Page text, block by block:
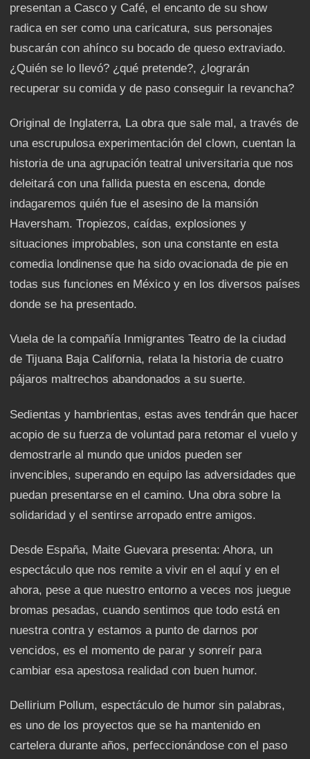
presentan a Casco y Café, el encanto de su show
radica en ser como una caricatura, sus personajes
buscarán con ahínco su bocado de queso extraviado.
¿Quién se lo llevó? ¿qué pretende?, ¿lograrán
recuperar su comida y de paso conseguir la revancha?
Original de Inglaterra, La obra que sale mal, a través de
una escrupulosa experimentación del clown, cuentan la
historia de una agrupación teatral universitaria que nos
deleitará con una fallida puesta en escena, donde
indagaremos quién fue el asesino de la mansión
Haversham. Tropiezos, caídas, explosiones y
situaciones improbables, son una constante en esta
comedia londinense que ha sido ovacionada de pie en
todas sus funciones en México y en los diversos países
donde se ha presentado.
Vuela de la compañía Inmigrantes Teatro de la ciudad
de Tijuana Baja California, relata la historia de cuatro
pájaros maltrechos abandonados a su suerte.
Sedientas y hambrientas, estas aves tendrán que hacer
acopio de su fuerza de voluntad para retomar el vuelo y
demostrarle al mundo que unidos pueden ser
invencibles, superando en equipo las adversidades que
puedan presentarse en el camino. Una obra sobre la
solidaridad y el sentirse arropado entre amigos.
Desde España, Maite Guevara presenta: Ahora, un
espectáculo que nos remite a vivir en el aquí y en el
ahora, pese a que nuestro entorno a veces nos juegue
bromas pesadas, cuando sentimos que todo está en
nuestra contra y estamos a punto de darnos por
vencidos, es el momento de parar y sonreír para
cambiar esa apestosa realidad con buen humor.
Dellirium Pollum, espectáculo de humor sin palabras,
es uno de los proyectos que se ha mantenido en
cartelera durante años, perfeccionándose con el paso